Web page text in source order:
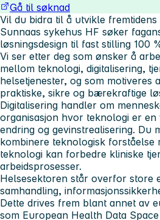
Gå til søknad
Vil du bidra til å utvikle fremtidens
Sunnaas sykehus HF søker
løsningsdesign til fast stilling 100
Vi ser etter deg som ønsker å
mellom teknologi, digitalisering,
helsetjenester, og som motiveres
praktiske, sikre og bærekraftige
Digitalisering handler om
organisasjon hvor teknologi er
endring og gevinstrealisering. Du
kombinere teknologisk forståelse
teknologi kan forbedre kliniske
arbeidsprosesser.
Helsesektoren står overfor store
samhandling,
Dette drives frem blant annet av
som European Health Data